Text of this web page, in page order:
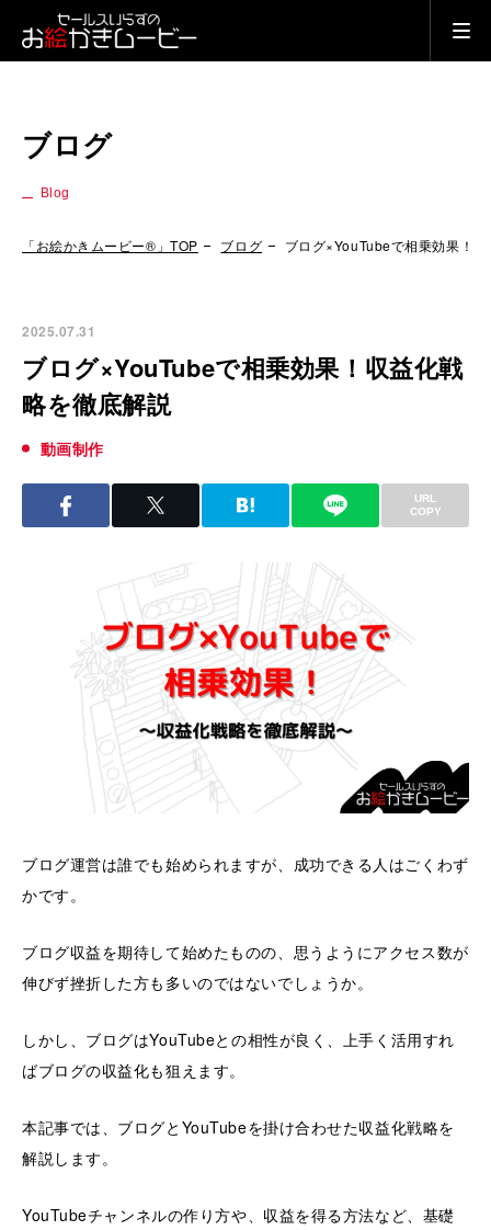
ブログ
Blog
「お絵かきムービー®」TOP ブログ ブログ×YouTubeで相乗効果！
2025.07.31
ブログ×YouTubeで相乗効果！収益化戦
略を徹底解説
動画制作
URL
COPY
ブログ運営は誰でも始められますが、成功できる人はごくわず
かです。
ブログ収益を期待して始めたものの、思うようにアクセス数が
伸びず挫折した方も多いのではないでしょうか。
しかし、ブログはYouTubeとの相性が良く、上手く活用すれ
ばブログの収益化も狙えます。
本記事では、ブログとYouTubeを掛け合わせた収益化戦略を
解説します。
YouTubeチャンネルの作り方や、収益を得る方法など、基礎